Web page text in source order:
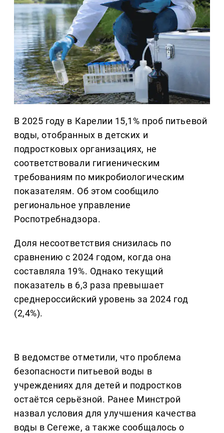
В 2025 году в Карелии 15,1% проб питьевой
воды, отобранных в детских и
подростковых организациях, не
соответствовали гигиеническим
требованиям по микробиологическим
показателям. Об этом сообщило
региональное управление
Роспотребнадзора.
Доля несоответствия снизилась по
сравнению с 2024 годом, когда она
составляла 19%. Однако текущий
показатель в 6,3 раза превышает
среднероссийский уровень за 2024 год
(2,4%).
В ведомстве отметили, что проблема
безопасности питьевой воды в
учреждениях для детей и подростков
остаётся серьёзной. Ранее Минстрой
назвал условия для улучшения качества
воды в Сегеже, а также сообщалось о